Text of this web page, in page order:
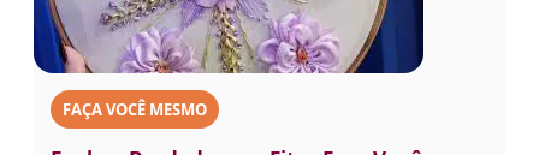
FAÇA VOCÊ MESMO